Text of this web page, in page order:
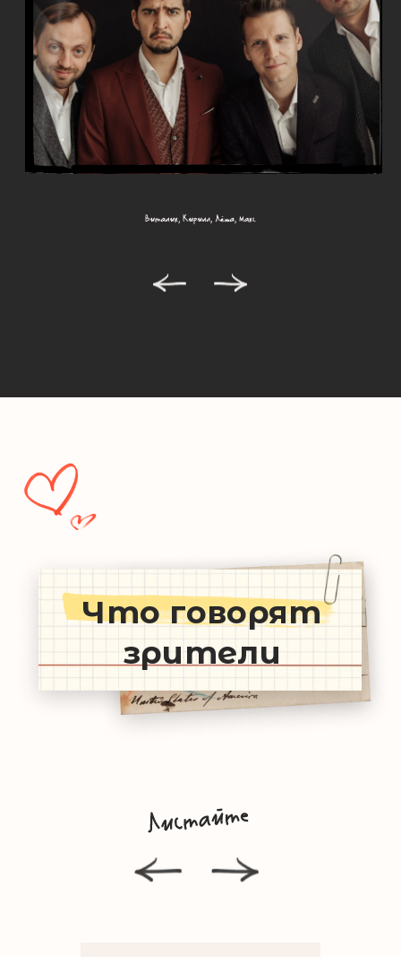
Подробнее
Заказать Заказать
Подробнее
Что такого